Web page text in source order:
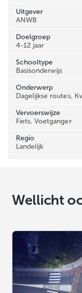
Uitgever
ANWB
Doelgroep
4-12 jaar
Schooltype
Basisonderwijs
Onderwerp
Dagelijkse routes,
Vervoerswijze
Fiets, Voetganger
Regio
Landelijk
Wellicht